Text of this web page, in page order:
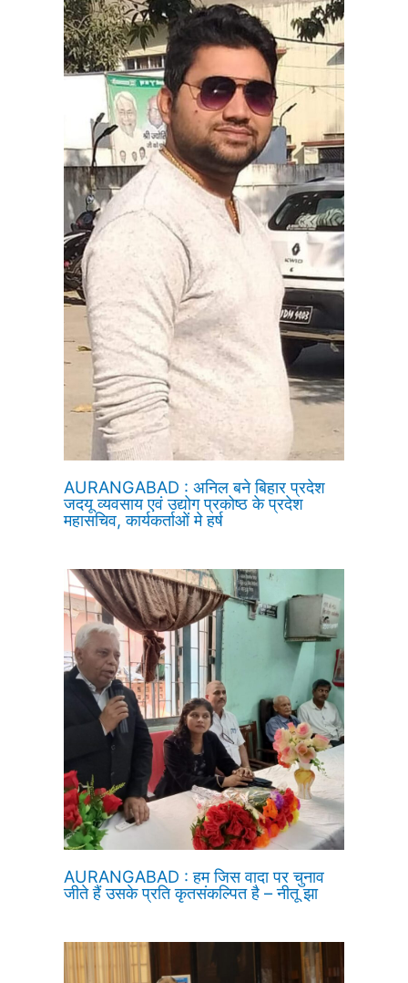
AURANGABAD : अनिल बने बिहार प्रदेश
जदयू व्यवसाय एवं उद्योग प्रकोष्ठ के प्रदेश
महासचिव, कार्यकर्ताओं मे हर्ष
AURANGABAD : हम जिस वादा पर चुनाव
जीते हैं उसके प्रति कृतसंकल्पित है – नीतू झा